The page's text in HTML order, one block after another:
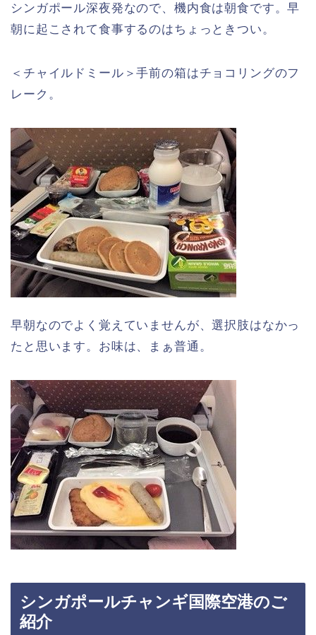
シンガポール深夜発なので、機内食は朝食です。早
朝に起こされて食事するのはちょっときつい。
＜チャイルドミール＞手前の箱はチョコリングのフ
レーク。
早朝なのでよく覚えていませんが、選択肢はなかっ
たと思います。お味は、まぁ普通。
シンガポールチャンギ国際空港のご
紹介